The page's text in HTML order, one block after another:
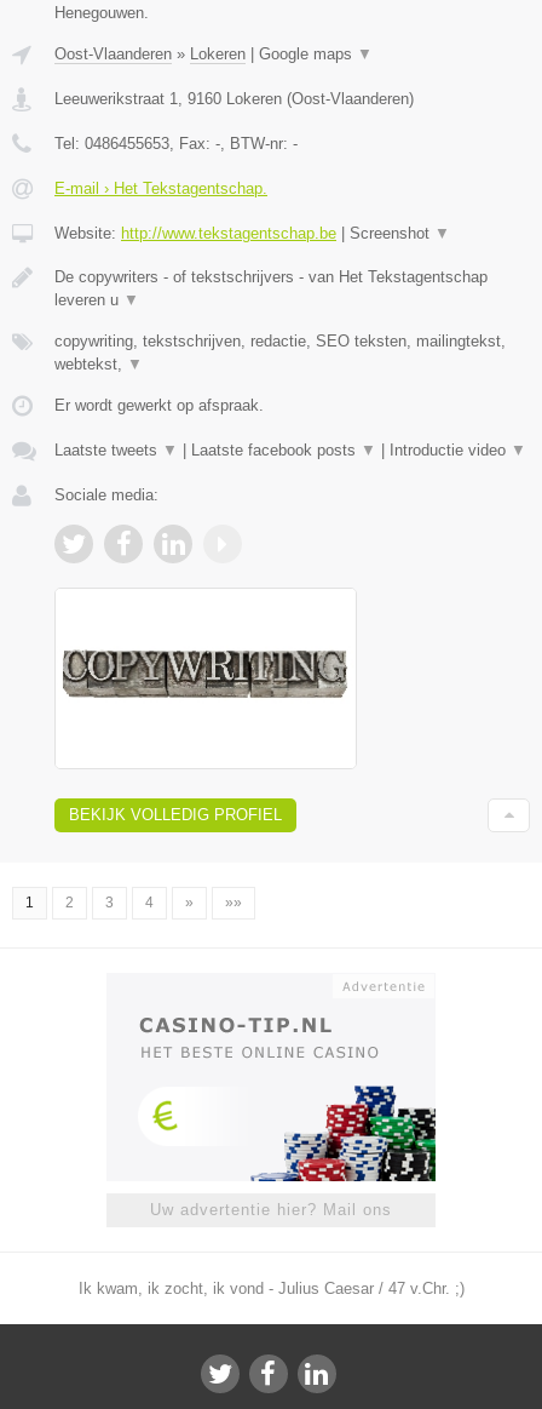
Henegouwen.
Oost-Vlaanderen » Lokeren | Google maps ▼
Leeuwerikstraat 1 9160 Lokeren (Oost-Vlaanderen)
Tel: 0486455653 , Fax: - , BTW-nr: -
E-mail › Het Tekstagentschap.
Website: http://www.tekstagentschap.be | Screenshot ▼
De copywriters - of tekstschrijvers - van Het Tekstagentschap
leveren u ▼
copywriting, tekstschrijven, redactie, SEO teksten, mailingtekst,
webtekst,
▼
Er wordt gewerkt op afspraak.
Laatste tweets ▼ | Laatste facebook posts ▼ | Introductie video ▼
Sociale media:
BEKIJK VOLLEDIG PROFIEL
1 2 3 4 » »»
Uw advertentie hier? Mail ons
Ik kwam, ik zocht, ik vond - Julius Caesar / 47 v.Chr. ;)